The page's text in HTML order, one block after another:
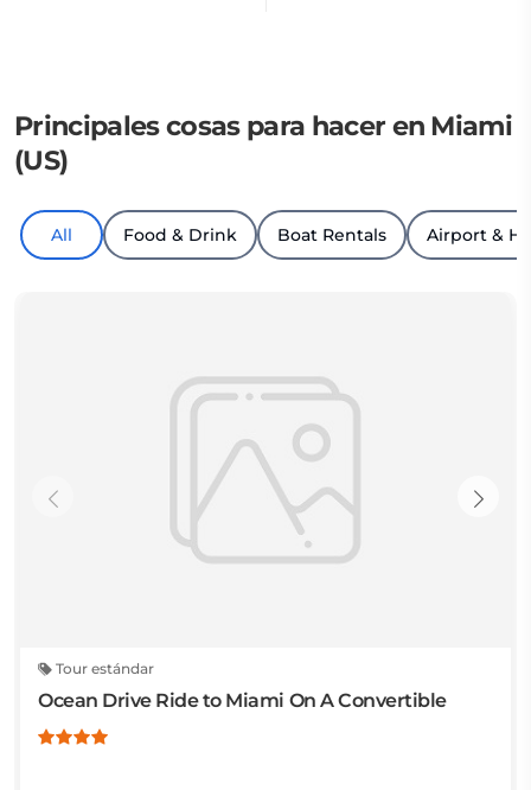
Principales cosas para hacer en Miami
(US)
All Food & Drink Boat Rentals Airport &
Tour estándar
Ocean Drive Ride to Miami On A Convertible